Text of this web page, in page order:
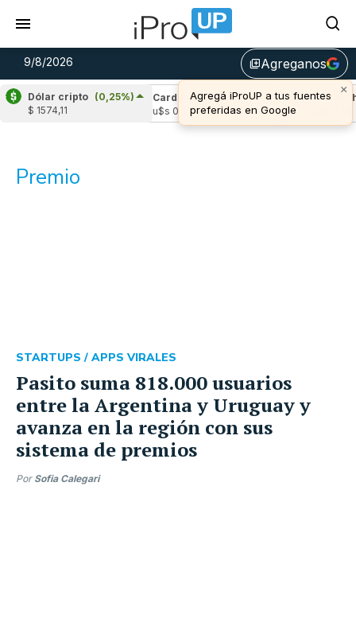
9/8/2026 library_addAgreganos
×
Agregá iProUP a tus fuentes
preferidas en Google
Dólar cripto (0,25%)
$ 1574,11
(0,22%)
Cardano
(-1,54%)
u$s 0,20
Avalanche
Premio
Pasito suma 818.000 usuarios
entre la Argentina y Uruguay y
avanza en la región con sus
sistema de premios
STARTUPS / APPS VIRALES
Por Sofia Calegari